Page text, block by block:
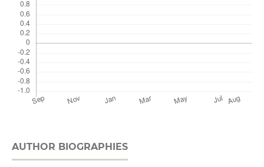
AUTHOR BIOGRAPHIES